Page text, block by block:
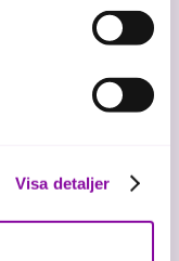
Visa detaljer